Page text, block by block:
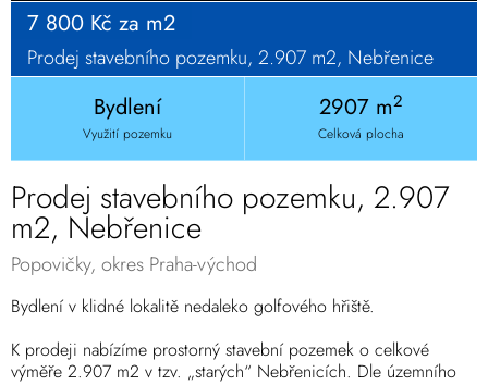
7 800 Kč za m2
Prodej stavebního pozemku, 2.907 m2, Nebřenice
Bydlení
Využití pozemku
2907 m2
Celková plocha
Prodej stavebního pozemku, 2.907
m2, Nebřenice
Popovičky, okres Praha-východ
Bydlení v klidné lokalitě nedaleko golfového hřiště.
K prodeji nabízíme prostorný stavební pozemek o celkové
výměře 2.907 m2 v tzv. „starých“ Nebřenicích. Dle územního